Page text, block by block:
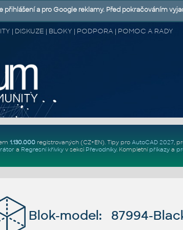
| DISKUZE | BLOKY | PODPORA | POMOC A RADY
1.130.000registrovaných (CZ+EN). Tipy pro AutoCAD 2027,
a Regresní křivkyv sekci Převodníky. Kompletní příkazya
Blok-model: 87994-
a pro Google reklamy. Před pokračováním